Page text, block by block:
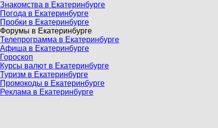
Знакомства в Екатеринбурге
Погода в Екатеринбурге
Пробки в Екатеринбурге
Форумы в Екатеринбурге
Телепрограмма в Екатеринбурге
Афиша в Екатеринбурге
Гороскоп
Курсы валют в Екатеринбурге
Туризм в Екатеринбурге
Промокоды в Екатеринбурге
Реклама в Екатеринбурге